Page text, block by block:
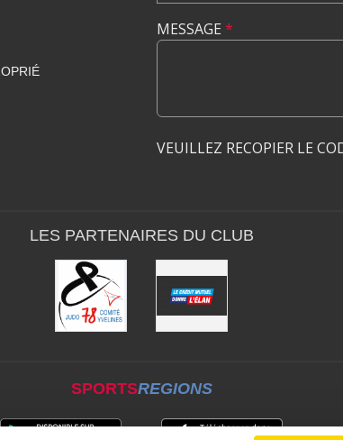
MESSAGE *
VEUILLEZ RECOPIER LE
LES PARTENAIRES DU CLUB
SPORTSREGIONS